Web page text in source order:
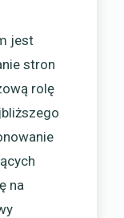
jest
stron
rolę
na